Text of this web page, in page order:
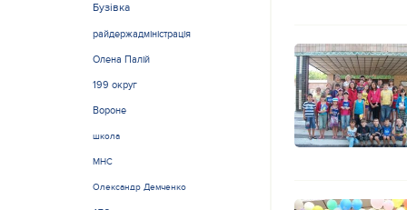
Бузівка
райдержадміністрація
Олена Палій
199 округ
Вороне
школа
МНС
Олександр Демченко